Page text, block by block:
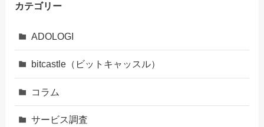
カテゴリー
ADOLOGI
bitcastle（ビットキャッスル）
コラム
サービス調査